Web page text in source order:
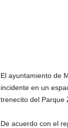
El ayuntamiento de
incidente en un
trenecito del Parque
De acuerdo con el